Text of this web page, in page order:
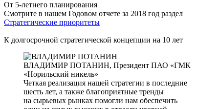
От 5-летнего планирования
Смотрите в нашем Годовом отчете за 2018 год раздел
Стратегические приоритеты
К долгосрочной стратегической концепции на 10 лет
ВЛАДИМИР ПОТАНИН, Президент ПАО «ГМК
«Норильский никель»
Четкая реализация нашей стратегии в последние
шесть лет, а также благоприятные тренды
на сырьевых рынках помогли нам обеспечить